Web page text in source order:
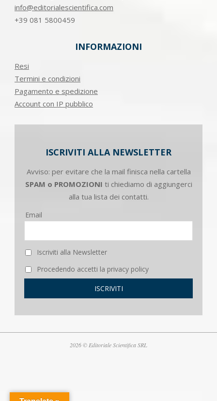
info@editorialescientifica.com
+39 081 5800459
INFORMAZIONI
Resi
Termini e condizioni
Pagamento e spedizione
Account con IP pubblico
ISCRIVITI ALLA NEWSLETTER
Avviso: per evitare che la mail finisca nella cartella
SPAM o PROMOZIONI ti chiediamo di aggiungerci
alla tua lista dei contatti.
Email
Iscriviti alla Newsletter
Procedendo accetti la privacy policy
2026 © Editoriale Scientifica SRL